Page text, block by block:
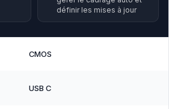
définir les mises à jour
CMOS
USB C